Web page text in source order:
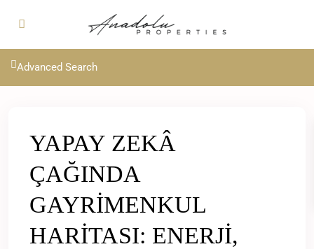
Advanced Search
YAPAY ZEKÂ
ÇAĞINDA
GAYRİMENKUL
HARİTASI: ENERJİ,